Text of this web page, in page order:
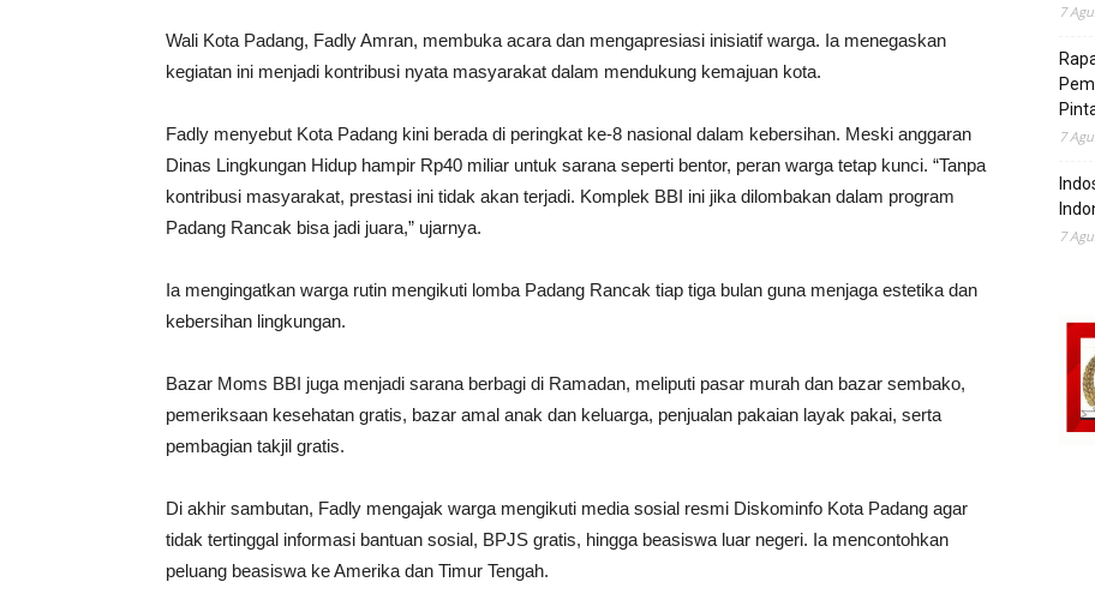
Wali Kota Padang, Fadly Amran, membuka acara dan mengapresiasi inisiatif warga. Ia menegaskan
kegiatan ini menjadi kontribusi nyata masyarakat dalam mendukung kemajuan kota.
Fadly menyebut Kota Padang kini berada di peringkat ke-8 nasional dalam kebersihan. Meski anggaran
Dinas Lingkungan Hidup hampir Rp40 miliar untuk sarana seperti bentor, peran warga tetap kunci. “Tanpa
kontribusi masyarakat, prestasi ini tidak akan terjadi. Komplek BBI ini jika dilombakan dalam program
Padang Rancak bisa jadi juara,” ujarnya.
Ia mengingatkan warga rutin mengikuti lomba Padang Rancak tiap tiga bulan guna menjaga estetika dan
kebersihan lingkungan.
Bazar Moms BBI juga menjadi sarana berbagi di Ramadan, meliputi pasar murah dan bazar sembako,
pemeriksaan kesehatan gratis, bazar amal anak dan keluarga, penjualan pakaian layak pakai, serta
pembagian takjil gratis.
Di akhir sambutan, Fadly mengajak warga mengikuti media sosial resmi Diskominfo Kota Padang agar
tidak tertinggal informasi bantuan sosial, BPJS gratis, hingga beasiswa luar negeri. Ia mencontohkan
peluang beasiswa ke Amerika dan Timur Tengah.
7
7
7